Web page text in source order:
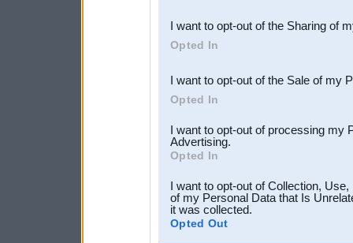
Downstream Participants
third parties.
I want to opt-out of the Sharing of
Opted In
I want to opt-out of the Sale of my
Opted In
I want to opt-out of processing my
Advertising.
Opted In
I want to opt-out of Collection,
of my Personal Data that Is
it was collected.
Opted Out